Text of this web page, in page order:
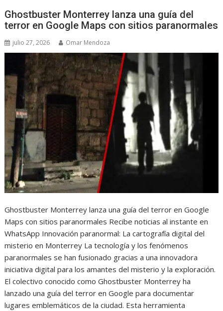
Ghostbuster Monterrey lanza una guía del
terror en Google Maps con sitios paranormales
julio 27, 2026 Omar Mendoza
Ghostbuster Monterrey lanza una guía del terror en Google
Maps con sitios paranormales Recibe noticias al instante en
WhatsApp Innovación paranormal: La cartografía digital del
misterio en Monterrey La tecnología y los fenómenos
paranormales se han fusionado gracias a una innovadora
iniciativa digital para los amantes del misterio y la exploración.
El colectivo conocido como Ghostbuster Monterrey ha
lanzado una guía del terror en Google para documentar
lugares emblemáticos de la ciudad. Esta herramienta